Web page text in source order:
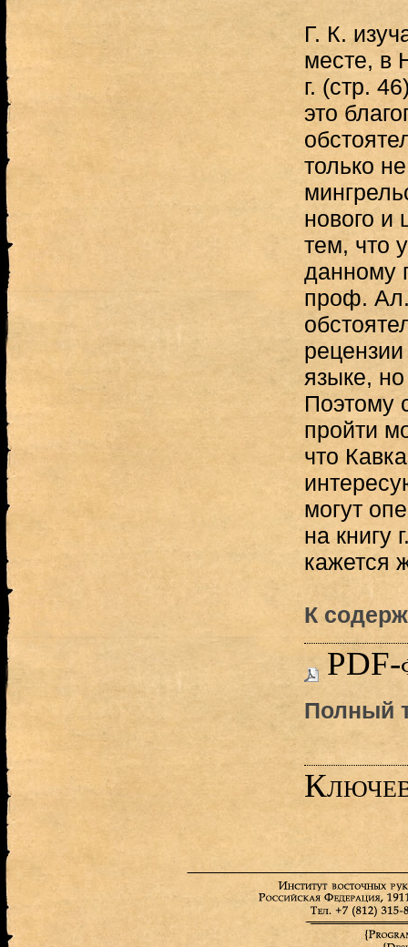
Г. К.
месте, в
г. (стр.
это
только
нового и
тем, что
данному
проф.
языке,
Поэтому
пройти
что
могут
на книгу
кажется
К
PDF-
Полный